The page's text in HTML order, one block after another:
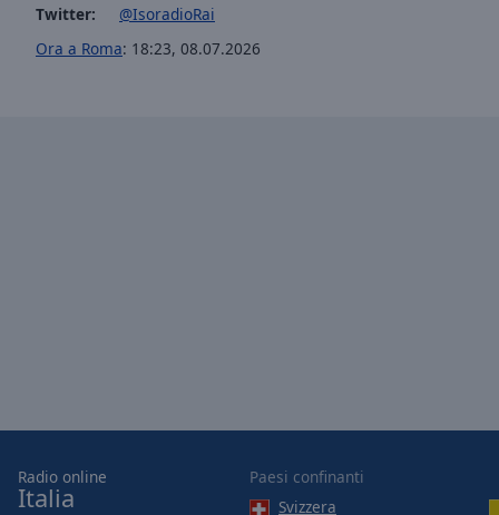
Opacity
Modal
Dialog
End
Twitter:
@IsoradioRai
Ora a Roma: 18:23, 08.07.2026
Radio online
Italia
Paesi confinanti
Svizzera